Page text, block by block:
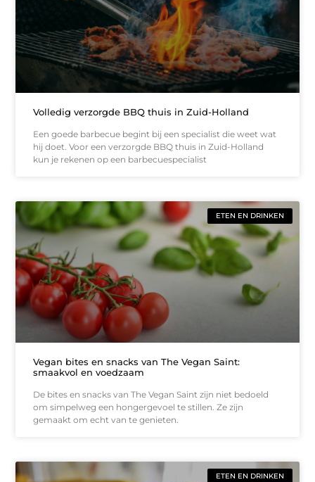
Volledig verzorgde BBQ thuis in Zuid-Holland
Een goede barbecue begint bij een specialist die weet wat
hij doet. Voor een verzorgde BBQ thuis in Zuid-Holland
kun je rekenen op een barbecuespecialist
ETEN EN DRINKEN
Vegan bites en snacks van The Vegan Saint:
smaakvol en voedzaam
De bites en snacks van The Vegan Saint zijn niet bedoeld
om simpelweg een hongergevoel te stillen. Ze zijn
gemaakt om echt van te genieten.
ETEN EN DRINKEN